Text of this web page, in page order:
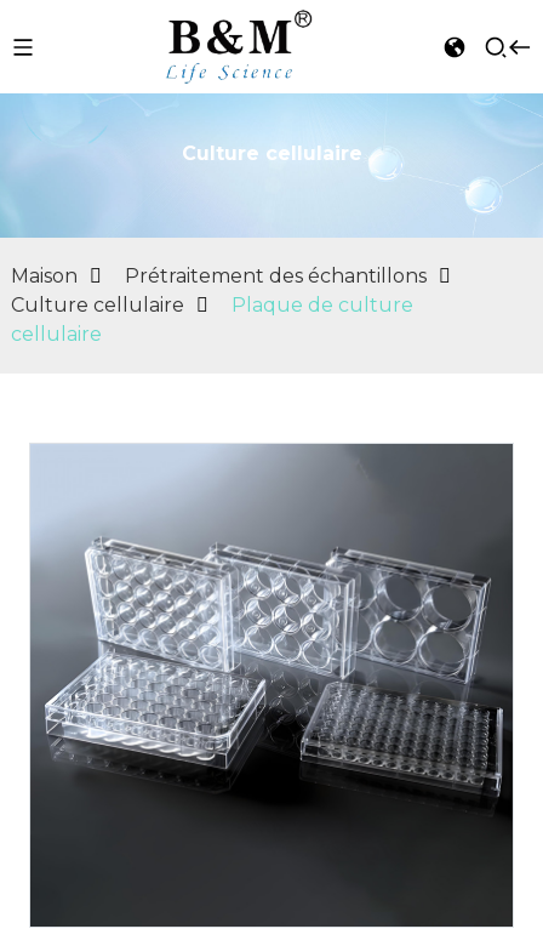
Culture cellulaire
Maison
Prétraitement des échantillons
Culture cellulaire
Plaque de culture
cellulaire